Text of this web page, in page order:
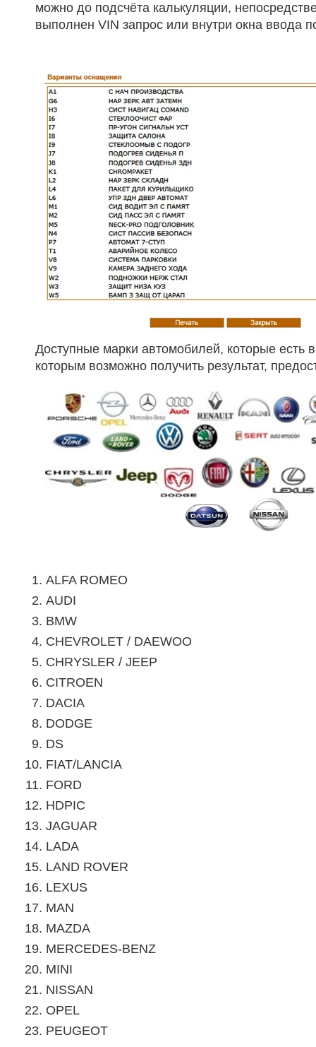
можно до подсчёта калькуляции,
выполнен VIN запрос или внутри окна ввода
Доступные марки автомобилей, которые есть
которым возможно получить результат,
ALFA ROMEO
AUDI
BMW
CHEVROLET / DAEWOO
CHRYSLER / JEEP
CITROEN
DACIA
DODGE
DS
FIAT/LANCIA
FORD
HDPIC
JAGUAR
LADA
LAND ROVER
LEXUS
MAN
MAZDA
MERCEDES-BENZ
MINI
NISSAN
OPEL
PEUGEOT